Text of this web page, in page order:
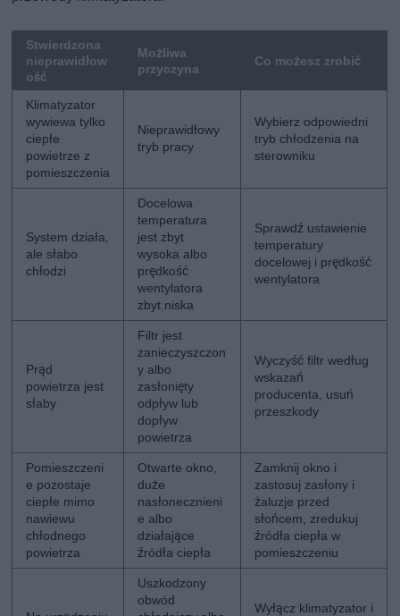
Stwierdzona
nieprawidłow
ość
Możliwa
przyczyna
Co możesz zrobić
Klimatyzator
wywiewa tylko
ciepłe
powietrze z
pomieszczenia
Nieprawidłowy
tryb pracy
Wybierz odpowiedni
tryb chłodzenia na
sterowniku
System działa,
ale słabo
chłodzi
Docelowa
temperatura
jest zbyt
wysoka albo
prędkość
wentylatora
zbyt niska
Sprawdź ustawienie
temperatury
docelowej i prędkość
wentylatora
Prąd
powietrza jest
słaby
Filtr jest
zanieczyszczon
y albo
zasłonięty
odpływ lub
dopływ
powietrza
Wyczyść filtr według
wskazań
producenta, usuń
przeszkody
Pomieszczeni
e pozostaje
ciepłe mimo
nawiewu
chłodnego
powietrza
Otwarte okno,
duże
nasłonecznieni
e albo
działające
źródła ciepła
Zamknij okno i
zastosuj zasłony i
żaluzje przed
słońcem, zredukuj
źródła ciepła w
pomieszczeniu
Uszkodzony
obwód
Wyłącz klimatyzator i